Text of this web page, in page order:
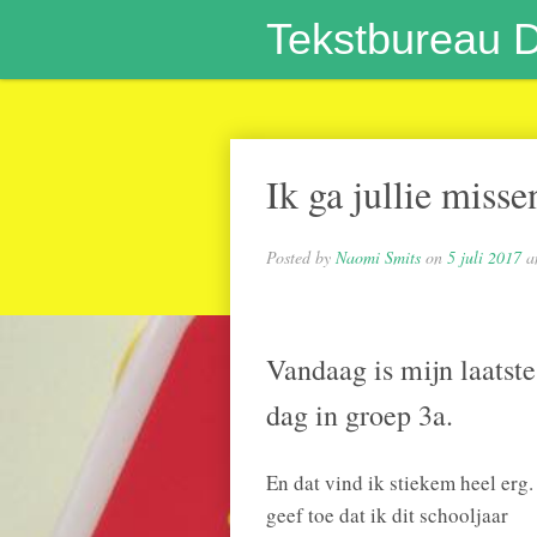
Tekstbureau
Ik ga jullie
Posted by Naomi Smits on 5 juli 2017
Vandaag is mijn laatste
dag in groep 3a.
En dat vind ik stiekem heel
geef toe dat ik dit schooljaar